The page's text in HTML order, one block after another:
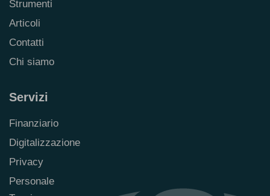
Strumenti
Articoli
Contatti
Chi siamo
Servizi
Finanziario
Digitalizzazione
Privacy
Personale